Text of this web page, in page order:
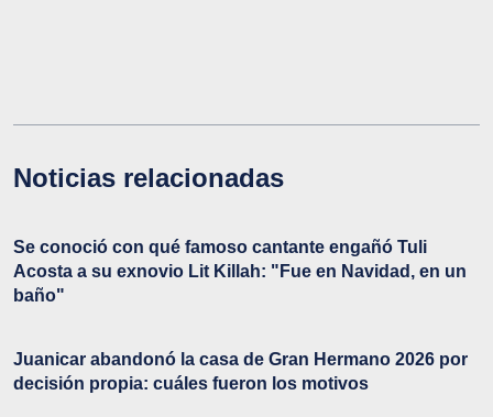
Noticias relacionadas
Se conoció con qué famoso cantante engañó Tuli
Acosta a su exnovio Lit Killah: "Fue en Navidad, en un
baño"
Juanicar abandonó la casa de Gran Hermano 2026 por
decisión propia: cuáles fueron los motivos